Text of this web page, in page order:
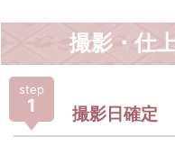
撮影・仕
step
1 撮影日確定